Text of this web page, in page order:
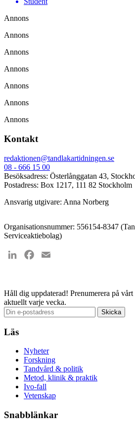
Annons
Annons
Annons
Annons
Annons
Annons
Annons
Kontakt
redaktionen@tandlakartidningen.se
08 - 666 15 00
Besöksadress: Österlånggatan 43,
Postadress: Box 1217, 111 82 Stockholm
Ansvarig utgivare: Anna Norberg
Organisationsnummer: 556154-8347
Serviceaktiebolag)
LinkedInFacebook
Håll dig uppdaterad! Prenumerera på
aktuellt varje vecka.
Läs
Nyheter
Forskning
Tandvård & politik
Metod, klinik & praktik
Ivo-fall
Vetenskap
Snabblänkar